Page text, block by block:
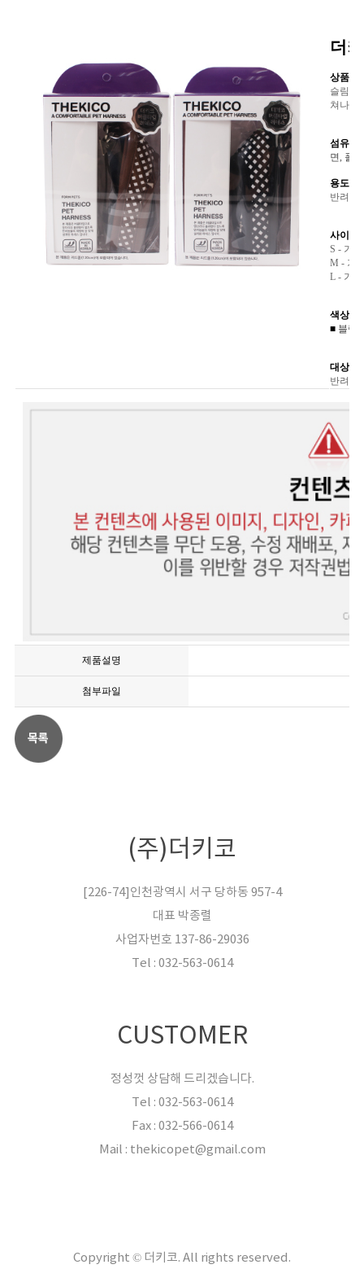
더
상품설
슬림한
쳐나갈
섬유의
면, 폴
용도 :
반려견
사이즈 :
S - 가
M - 가
L - 가
색상 :
■블랙 /
대상 :
반려견
제품설명
첨부파일
(주)더키코
[226-74]인천광역시 서구 당하동 957-4
대표 박종렬
사업자번호 137-86-29036
Tel : 032-563-0614
CUSTOMER
정성껏 상담해 드리겠습니다.
Tel : 032-563-0614
Fax : 032-566-0614
Mail : thekicopet@gmail.com
Copyright © 더키코. All rights reserved.